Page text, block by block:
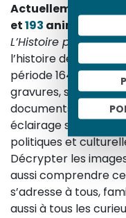
Actuellement en
et193 animations.
L’Histoire par l’image
l’histoire de France
période 1643-1945.
gravures,
documents
éclairage sur les
politiques et
Décrypter les
aussi comprendre
s’adresse à tous,
aussi à tous les